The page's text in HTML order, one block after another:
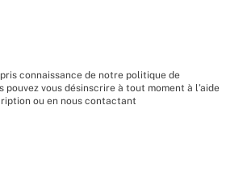
connaissance de notre politique de
pouvez vous désinscrire à tout moment à l’aide
ou en nous contactant